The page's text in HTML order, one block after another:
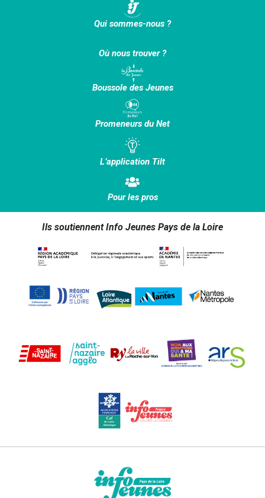
Qui sommes-nous ?
Où nous trouver ?
Boussole des Jeunes
Promeneurs du Net
L’application Tilt
Pour les pros
Ils soutiennent Info Jeunes Pays de la Loire